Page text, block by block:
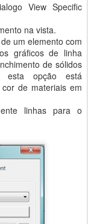
View Specific
na vista.
um elemento com
gráficos de linha
de sólidos
esta opção está
de materiais em
linhas para o